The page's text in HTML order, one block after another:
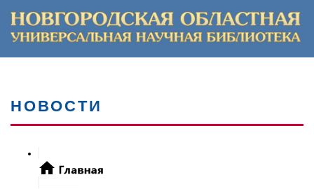
НОВОСТИ